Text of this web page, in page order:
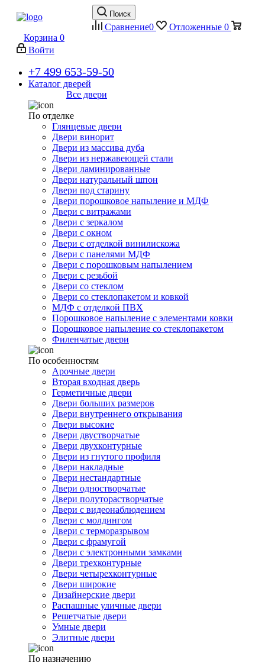
Поиск
Сравнение0 Отложенные 0
Корзина 0
Войти
+7 499 653-59-50
Каталог дверей
Все двери
По отделке
Глянцевые двери
Двери винорит
Двери из массива дуба
Двери из нержавеющей стали
Двери ламинированные
Двери натуральный шпон
Двери под старину
Двери порошковое напыление и МДФ
Двери с витражами
Двери с зеркалом
Двери с окном
Двери с отделкой винилискожа
Двери с панелями МДФ
Двери с порошковым напылением
Двери с резьбой
Двери со стеклом
Двери со стеклопакетом и ковкой
МДФ с отделкой ПВХ
Порошковое напыление с элементами ковки
Порошковое напыление со стеклопакетом
Филенчатые двери
По особенностям
Арочные двери
Вторая входная дверь
Герметичные двери
Двери больших размеров
Двери внутреннего открывания
Двери высокие
Двери двустворчатые
Двери двухконтурные
Двери из гнутого профиля
Двери накладные
Двери нестандартные
Двери одностворчатые
Двери полуторастворчатые
Двери с видеонаблюдением
Двери с молдингом
Двери с терморазрывом
Двери с фрамугой
Двери с электронными замками
Двери трехконтурные
Двери четырехконтурные
Двери широкие
Дизайнерские двери
Распашные уличные двери
Решетчатые двери
Умные двери
Элитные двери
По назначению